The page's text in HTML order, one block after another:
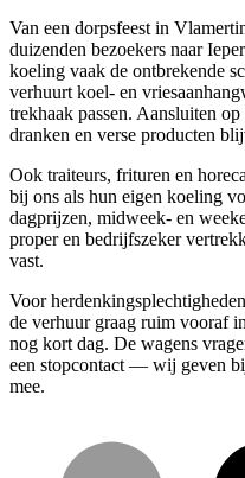
Van een dorpsfeest in
duizenden bezoekers naar
koeling vaak de ontbrekende
verhuurt koel- en
trekhaak passen. Aansluiten
dranken en verse producten
Ook traiteurs, frituren en
bij ons als hun eigen koeling
dagprijzen, midweek- en
proper en bedrijfszeker
vast.
Voor
de verhuur graag ruim vooraf
nog kort dag. De wagens
een stopcontact — wij geven
mee.